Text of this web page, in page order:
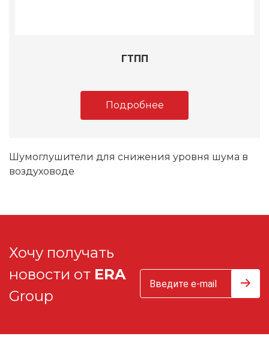
ГТПП
Подробнее
Шумоглушители для снижения уровня шума в
воздуховоде
Хочу получать
новости от ERA
Group